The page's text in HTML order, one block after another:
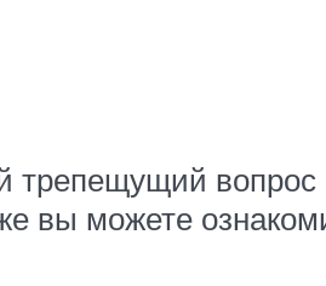
вопрос
вы можете